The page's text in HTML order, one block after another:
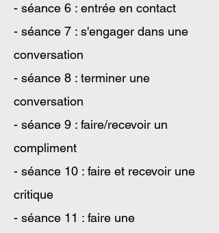
- séance 6 : entrée en contact
- séance 7 : s'engager dans une
conversation
- séance 8 : terminer une
conversation
- séance 9 : faire/recevoir un
compliment
- séance 10 : faire et recevoir une
critique
- séance 11 : faire une